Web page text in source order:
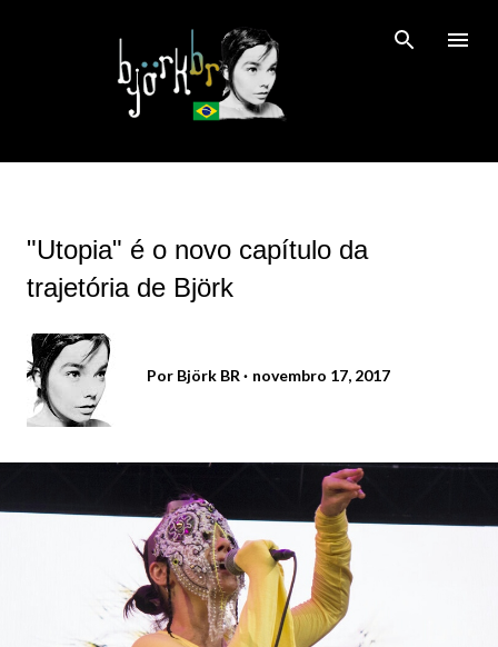
Pular para o conteúdo principal
"Utopia" é o novo capítulo da
trajetória de Björk
Por Björk BR novembro 17, 2017